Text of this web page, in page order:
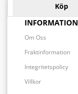
Köp
INFORMATION
Om Oss
Fraktinformation
Integritetspolicy
Villkor